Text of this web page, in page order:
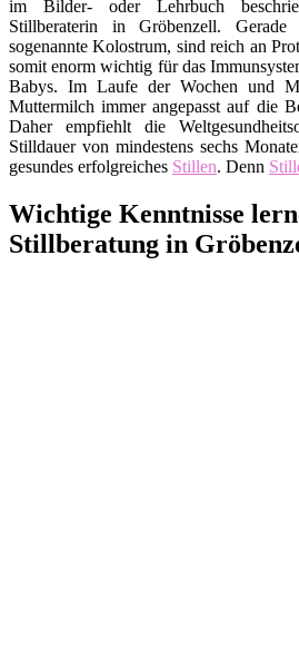
im Bilder- oder Lehrbuch
Stillberaterin in Gröbenzell.
sogenannte Kolostrum, sind reich an
somit enorm wichtig für das
Babys. Im Laufe der Wochen und
Muttermilch immer angepasst auf die
Daher empfiehlt die
Stilldauer von mindestens sechs
gesundes erfolgreiches Stillen. Denn
Wichtige Kenntnisse
Stillberatung in